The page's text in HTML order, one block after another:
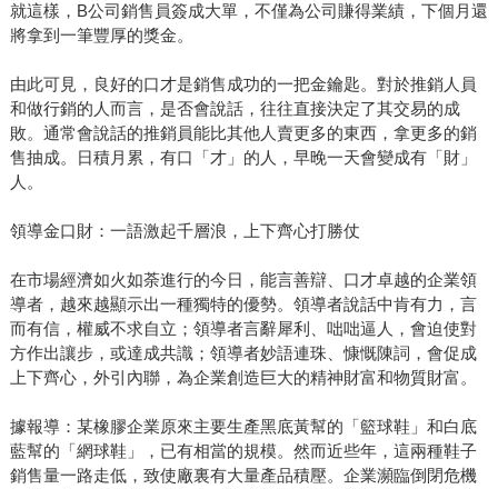
就這樣，B公司銷售員簽成大單，不僅為公司賺得業績，下個月還
將拿到一筆豐厚的獎金。
由此可見，良好的口才是銷售成功的一把金鑰匙。對於推銷人員
和做行銷的人而言，是否會說話，往往直接決定了其交易的成
敗。通常會說話的推銷員能比其他人賣更多的東西，拿更多的銷
售抽成。日積月累，有口「才」的人，早晚一天會變成有「財」
人。
領導金口財：一語激起千層浪，上下齊心打勝仗
在市場經濟如火如荼進行的今日，能言善辯、口才卓越的企業領
導者，越來越顯示出一種獨特的優勢。領導者說話中肯有力，言
而有信，權威不求自立；領導者言辭犀利、咄咄逼人，會迫使對
方作出讓步，或達成共識；領導者妙語連珠、慷慨陳詞，會促成
上下齊心，外引內聯，為企業創造巨大的精神財富和物質財富。
據報導：某橡膠企業原來主要生產黑底黃幫的「籃球鞋」和白底
藍幫的「網球鞋」，已有相當的規模。然而近些年，這兩種鞋子
銷售量一路走低，致使廠裏有大量產品積壓。企業瀕臨倒閉危機